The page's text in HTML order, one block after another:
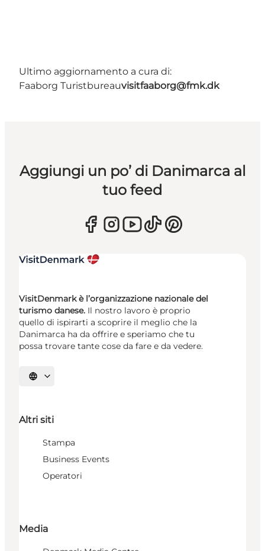
Ultimo aggiornamento a cura di:
Faaborg Turistbureauvisitfaaborg@fmk.dk
Aggiungi un po’ di Danimarca al
tuo feed
VisitDenmark è l’organizzazione nazionale del
turismo danese. Il nostro lavoro è proprio
quello di ispirarti a scoprire il meglio che la
Danimarca ha da offrire e speriamo che tu
possa trovare tante cose da fare e da vedere.
Seleziona la lingua
Altri siti
Stampa
Business Events
Operatori
Media